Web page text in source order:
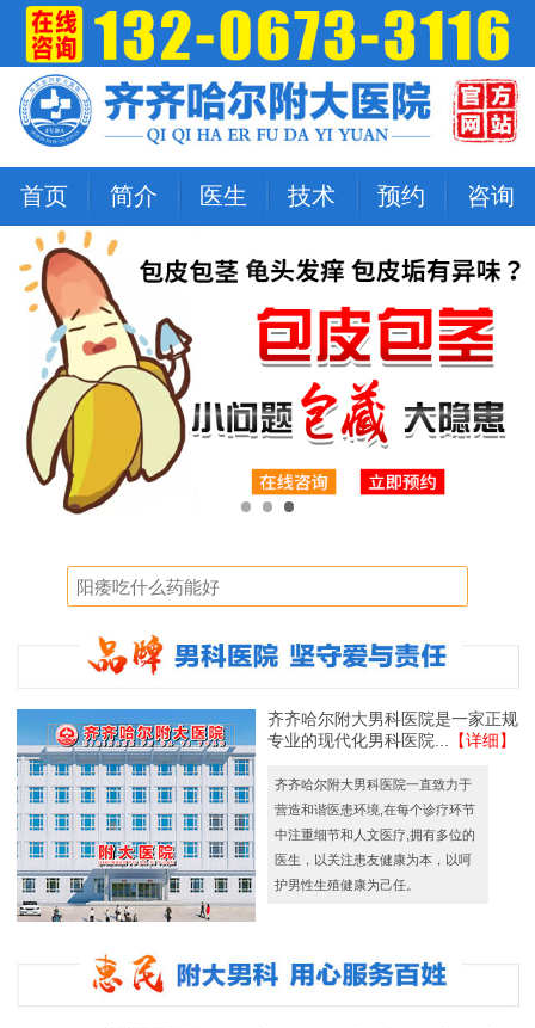
首页 简介 医生 技术 预约 咨询
齐齐哈尔附大男科医院是一家正规
专业的现代化男科医院...
【详细】
齐齐哈尔附大男科医院一直致力于
营造和谐医患环境,在每个诊疗环节
中注重细节和人文医疗,拥有多位的
医生，以关注患友健康为本，以呵
护男性生殖健康为己任。